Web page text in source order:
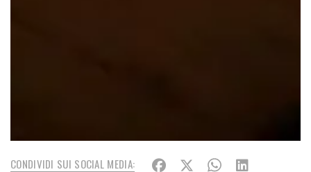
CONDIVIDI SUI SOCIAL MEDIA: